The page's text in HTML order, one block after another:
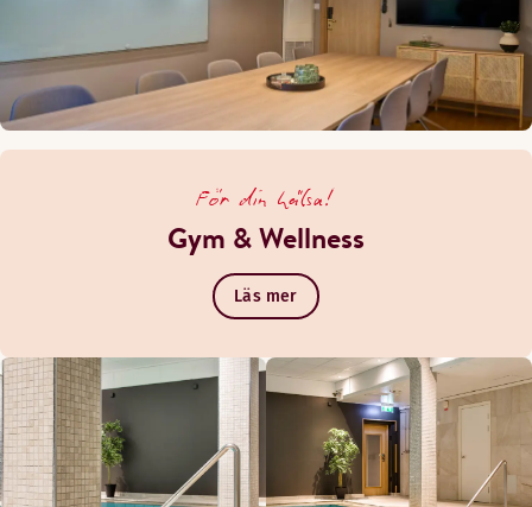
För din hälsa!
Gym & Wellness
Läs mer